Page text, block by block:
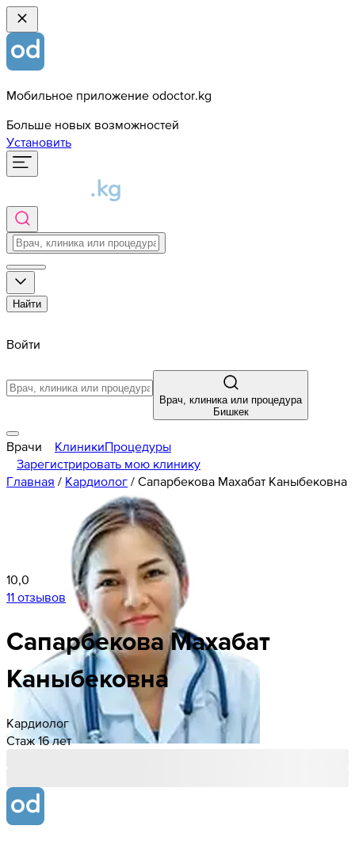
Мобильное приложение odoctor.kg
Больше новых возможностей
Установить
Найти
Войти
Врач, клиника или процедура
Бишкек
Врачи КлиникиПроцедуры
Зарегистрировать мою клинику
Главная / Кардиолог / Сапарбекова Махабат Каныбековна
10,0
11 отзывов
СапарбековаМахабат
Каныбековна
Кардиолог
Стаж 16 лет